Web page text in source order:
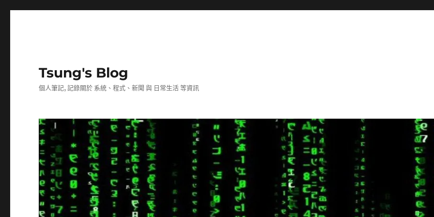
Tsung's Blog
個人筆記, 記錄關於 系統、程式、新聞 與 日常生活 等資訊